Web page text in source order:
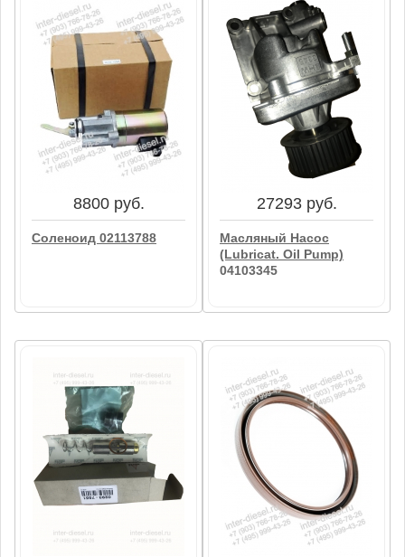
1966 руб.
Термостат Deutz
04112041
3102 руб.
Клапан Выпускной
8800 руб.
Соленоид 02113788
8800 руб.
Соленоид 02113788
27293 руб.
Масляный Насос
(Lubricat. Oil Pump)
04103345
27293 руб.
Масляный Насос
(Lubricat. Oil Pump)
04103345